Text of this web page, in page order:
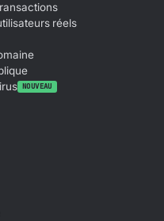
réels
NOUVEAU